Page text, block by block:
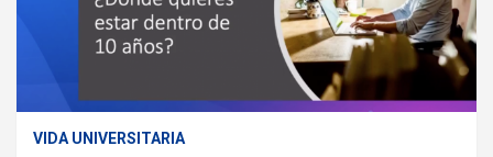
VIDA UNIVERSITARIA